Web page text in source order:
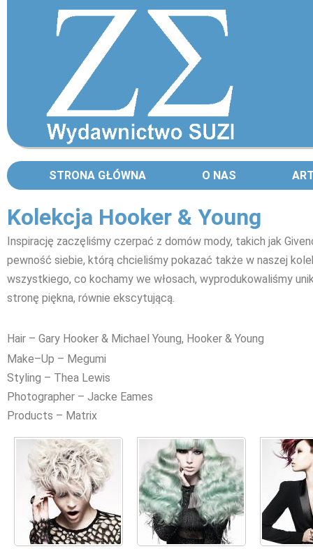
STRONA GŁÓWNA O NAS
Kolekcja Hooker & Young
Inspirację zaczęliśmy czerpać z domów mody, takich jak
pewność siebie, którą chcieliśmy pokazać także w naszej
wszystkiego, co kochamy we włosach, wyprodukowaliśmy
stronę piękna, równie ekscytującą.
Hair – Gary Hooker & Michael Young, Hooker & Young
Make–Up – Megumi
Styling – Thea Lewis
Photographer – Jacke Eames
Products – Matrix